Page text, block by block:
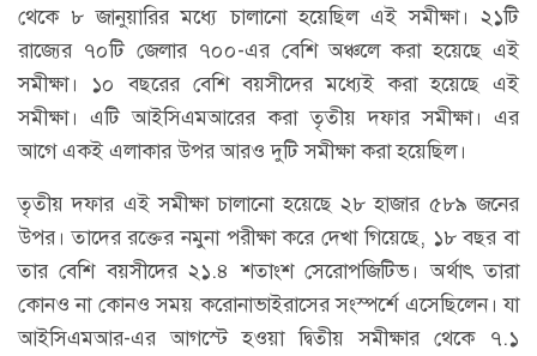
থেকে ৮ জানুয়ারির মধ্যে চালানো হয়েছিল এই সমীক্ষা। ২১টি
রাজ্যের ৭০টি জেলার ৭০০-এর বেশি অঞ্চলে করা হয়েছে এই
সমীক্ষা। ১০ বছরের বেশি বয়সীদের মধ্যেই করা হয়েছে এই
সমীক্ষা। এটি আইসিএমআরের করা তৃতীয় দফার সমীক্ষা। এর
আগে একই এলাকার উপর আরও দুটি সমীক্ষা করা হয়েছিল।
তৃতীয় দফার এই সমীক্ষা চালানো হয়েছে ২৮ হাজার ৫৮৯ জনের
উপর। তাদের রক্তের নমুনা পরীক্ষা করে দেখা গিয়েছে, ১৮ বছর বা
তার বেশি বয়সীদের ২১.৪ শতাংশ সেরোপজিটিভ। অর্থাৎ তারা
কোনও না কোনও সময় করোনাভাইরাসের সংস্পর্শে এসেছিলেন। যা
আইসিএমআর-এর আগস্টে হওয়া দ্বিতীয় সমীক্ষার থেকে ৭.১